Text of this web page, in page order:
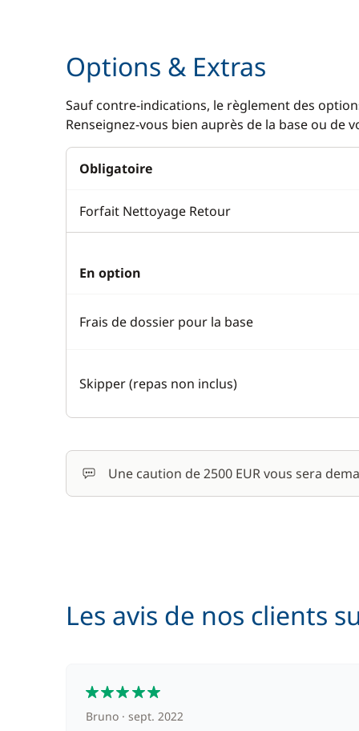
Guide & cartes
Micro-
Options & Extras
Sauf contre-indications, le règlement des
Renseignez-vous bien auprès de la base ou de
Obligatoire
Forfait Nettoyage Retour
En option
Frais de dossier pour la base
Skipper (repas non inclus)
Une caution de 2500 EUR vous sera
Les avis de nos clients
Bruno sept. 2022